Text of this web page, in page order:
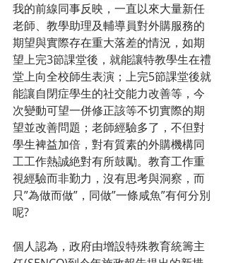
我的前線同事反映，一直以來大量新任
老師、教學助理及輔導員對外購服務的
期望與實際存在重大落差的情況，如期
望上完3節課堂後，就能讓特教學生在禮
堂上向全校師生表演；上完5節課堂後就
能讓自閉症學生的社交能力改善等，今
次變動可望一併修正該等不切實際的期
望並改善問題；老師經驗多了，不但對
學生裨益加倍，對有質素的外購機構同
工工作熱誠絶對有所鼓勵。教育工作重
視經驗而非勤力，沒有思考與洞察，而
只”為做而做”，同做”一條咸魚”有何分別
呢?
個人認為，政府由增設特殊教育統籌主